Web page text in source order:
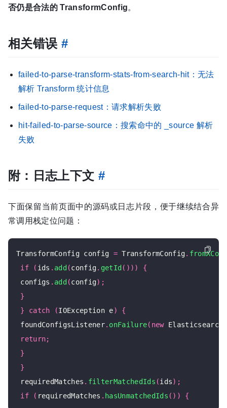
否仍是合法的 TransformConfig。
相关错误 #
failed-to-parse-transform-stats-from-search-hit：无法
解析 Transform 统计信息
failed-to-parse-request：请求解析失败
hit-failed-to-parse-source：搜索命中的 _source 解析
失败
附：日志上下文 #
下面保留当前页面中的源码或日志片段，便于继续结合异
常调用栈定位问题：
TransformConfig config = TransformConfig.
if
( ids . add (config. getId ()))
{
configs . add (config);
}
}
catch (IOException e)
{
foundConfigsListener. onFailure( new
return;
}
}
requiredMatches . filterMatchedIds (ids);
if
( requiredMatches . hasUnmatchedIds ()) {